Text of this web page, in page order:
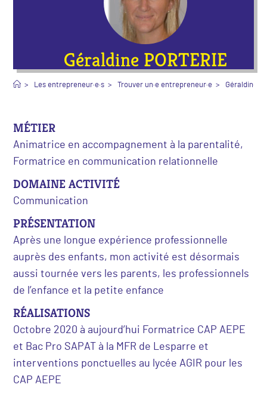
Géraldine PORTERIE
> Les entrepreneur·e·s > Trouver un·e entrepreneur·e > Géraldine
MÉTIER
Animatrice en accompagnement à la parentalité,
Formatrice en communication relationnelle
DOMAINE ACTIVITÉ
Communication
PRÉSENTATION
Après une longue expérience professionnelle
auprès des enfants, mon activité est désormais
aussi tournée vers les parents, les professionnels
de l’enfance et la petite enfance
RÉALISATIONS
Octobre 2020 à aujourd’hui Formatrice CAP AEPE
et Bac Pro SAPAT à la MFR de Lesparre et
interventions ponctuelles au lycée AGIR pour les
CAP AEPE